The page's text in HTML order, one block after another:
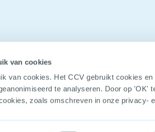
van cookies
van cookies. Het CCV gebruikt cookies
te analyseren. Door op 'OK'
zoals omschreven in onze privacy-